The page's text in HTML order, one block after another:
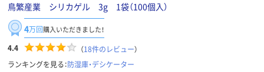
鳥繁産業 シリカゲル 3g 1袋（100個入）
4万回購入いただきました！
4.4 （18件のレビュー）
ランキングを見る：防湿庫・デシケーター